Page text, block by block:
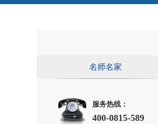
名师名家
服务热线：
400-0815-589